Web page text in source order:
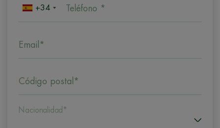
+34 Teléfono *
Email*
Código postal*
Nacionalidad*